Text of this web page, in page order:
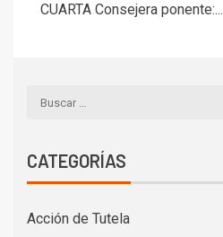
CUARTA Consejera ponente:...
CATEGORÍAS
Acción de Tutela